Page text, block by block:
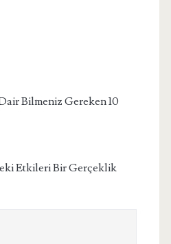
Bilmeniz Gereken 10
Etkileri Bir Gerçeklik